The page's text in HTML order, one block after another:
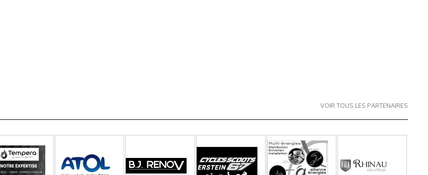
VOIR TOUS LES PARTENAIRES